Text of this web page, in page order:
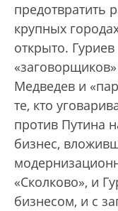
предотвратить
крупных
открыто.
Медведев и
те, кто
против Путина
бизнес,
«Сколково», и
бизнесом, и с